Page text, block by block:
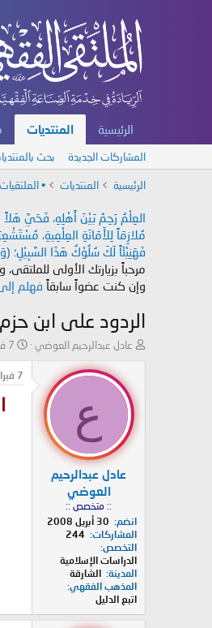
الرئيسية المنتديات
المشاركات الجديدة بحث
الرئيسية المنتديات •
العِلْمُ رَحِمٌ بَيْنَ أَهْلِهِ، فَحَيَّ
مُلازِمَاً لِلأَمَانَةِ العِلْمِيةِ،
فَهَنِيْئَاً لَكَ سُلُوْكُ هَذَا السَّبِيْلِ؛
مرحباً بزيارتك الأولى
وإن كنت عضواً سابقاً فهلم
الردود على ابن
ب
ئ
ا
ل
م
و
عادل عبدالرحيم العوضي
ت
ا
ر
ي
7 فبراير 2009
ع
عادل عبدالرحيم
العوضي
:: متخصص ::
انضم
30 أبريل 2008
المشاركات
244
التخصص
الدراسات الإسلامية
المدينة الشارقة
المذهب الفقهي
اتبع الدليل
7 فبراير 2009